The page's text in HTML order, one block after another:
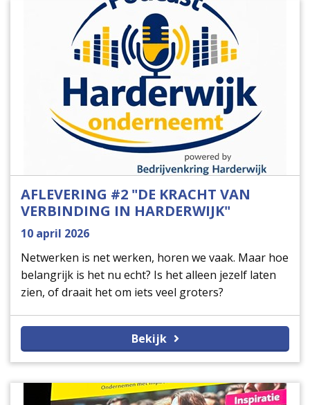
AFLEVERING #2 "DE KRACHT VAN
VERBINDING IN HARDERWIJK"
10 april 2026
Netwerken is net werken, horen we vaak. Maar hoe
belangrijk is het nu echt? Is het alleen jezelf laten
zien, of draait het om iets veel groters?
Bekijk